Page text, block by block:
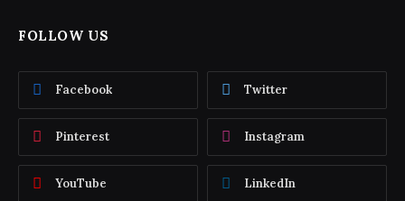
FOLLOW US
Facebook Twitter
Pinterest Instagram
YouTube LinkedIn